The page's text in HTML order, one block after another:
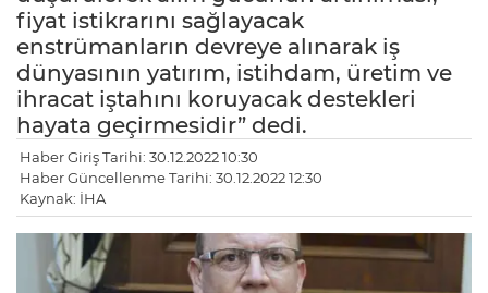
fiyat istikrarını sağlayacak
enstrümanların devreye alınarak iş
dünyasının yatırım, istihdam, üretim ve
ihracat iştahını koruyacak destekleri
hayata geçirmesidir” dedi.
Haber Giriş Tarihi: 30.12.2022 10:30
Haber Güncellenme Tarihi: 30.12.2022 12:30
Kaynak: İHA